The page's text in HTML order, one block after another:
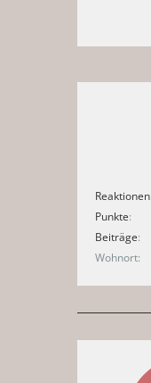
Reaktionen
Punkte
Beiträge
Wohnort